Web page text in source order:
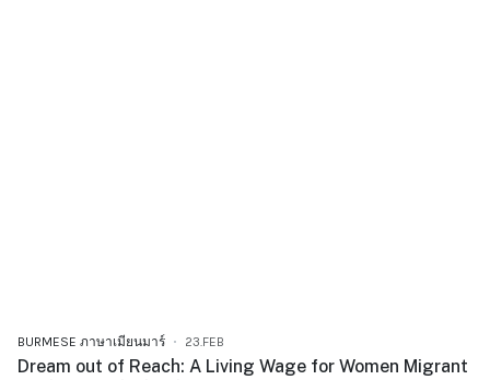
BURMESE ภาษาเมียนมาร์ 23.FEB
Dream out of Reach: A Living Wage for Women Migrant